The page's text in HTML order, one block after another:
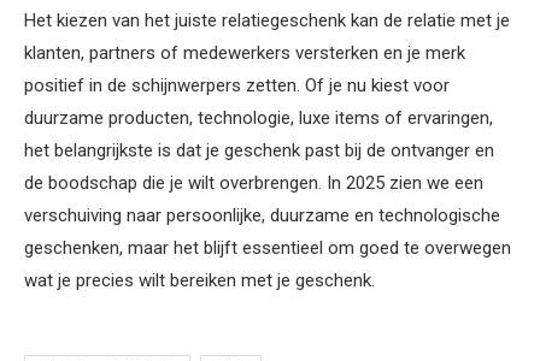
Het kiezen van het juiste relatiegeschenk kan de relatie met je
klanten, partners of medewerkers versterken en je merk
positief in de schijnwerpers zetten. Of je nu kiest voor
duurzame producten, technologie, luxe items of ervaringen,
het belangrijkste is dat je geschenk past bij de ontvanger en
de boodschap die je wilt overbrengen. In 2025 zien we een
verschuiving naar persoonlijke, duurzame en technologische
geschenken, maar het blijft essentieel om goed te overwegen
wat je precies wilt bereiken met je geschenk.